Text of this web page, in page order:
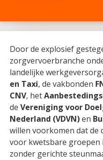
Door de explosief
zorgvervoerbranche
landelijke
en Taxi, de vakbonden
CNV, het
de Vereniging voor
Nederland (VDVN)en
willen voorkomen dat
voor kwetsbare
zonder gerichte